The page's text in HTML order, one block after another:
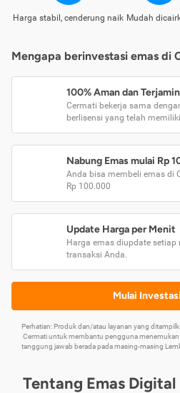
Harga stabil, cenderung naik Mudah
Mengapa berinvestasi emas di
100% Aman dan Terjamin
Cermati bekerja sama
berlisensi yang telah
Nabung Emas mulai Rp
Anda bisa membeli emas di
Rp 100.000
Update Harga per Menit
Harga emas diupdate
transaksi Anda.
Mulai
Perhatian: Produk dan/atau layanan yang
Cermati untuk membantu pengguna menemukan
tanggung jawab berada pada masing-masing
Tentang Emas Digital